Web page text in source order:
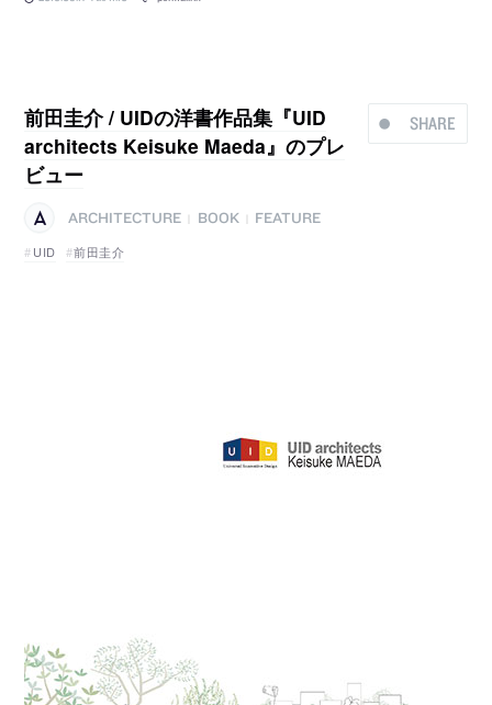
SHARE
前田圭介 / UIDの洋書作品集『UID
architects Keisuke Maeda』のプレ
ビュー
ARCHITECTURE BOOK
FEATURE
UID
前田圭介